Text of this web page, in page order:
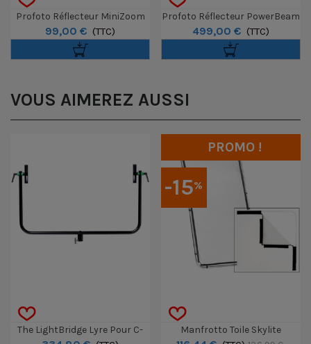
Profoto Réflecteur MiniZoom
99,00 € (TTC)
Profoto Réflecteur PowerBeam
499,00 € (TTC)
VOUS AIMEREZ AUSSI
The LightBridge Lyre Pour C-
-15%
PROMO !
Manfrotto Toile Skylite